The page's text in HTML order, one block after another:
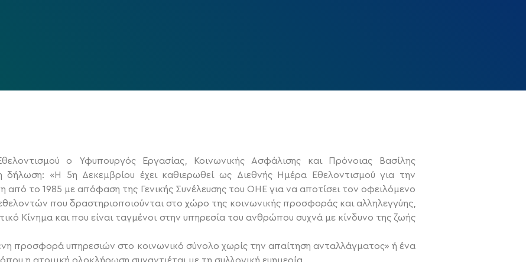
ο Υφυπουργός Εργασίας, Κοινωνικής Ασφάλισης και Πρόνοιας Βασίλης
δήλωση: «Η 5η Δεκεμβρίου έχει καθιερωθεί ως Διεθνής Ημέρα Εθελοντισμού για την
από το 1985 με απόφαση της Γενικής Συνέλευσης του ΟΗΕ για να αποτίσει τον οφειλόμενο
που δραστηριοποιούνται στο χώρο της κοινωνικής προσφοράς και αλληλεγγύης,
Κίνημα και που είναι ταγμένοι στην υπηρεσία του ανθρώπου συχνά με κίνδυνο της ζωής
προσφορά υπηρεσιών στο κοινωνικό σύνολο χωρίς την απαίτηση ανταλλάγματος» ή ένα